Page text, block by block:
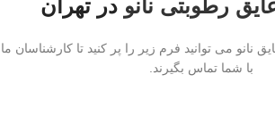
رطوبتی نانو در تهران
نانو می توانید فرم زیر را پر کنید تا کارشناسان ما
با شما تماس بگیرند.